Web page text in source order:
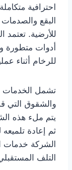
احترافية
البقع
للأرضية.
أدوات متطورة
للرخام أثناء
تشمل الخدمات
والشقوق التي
يتم ملء هذه
ثم إعادة
الشركة خدمات
التلف